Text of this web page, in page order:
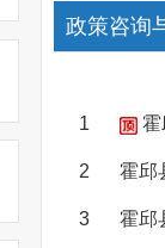
政策咨询
1
2 霍邱
3 霍邱